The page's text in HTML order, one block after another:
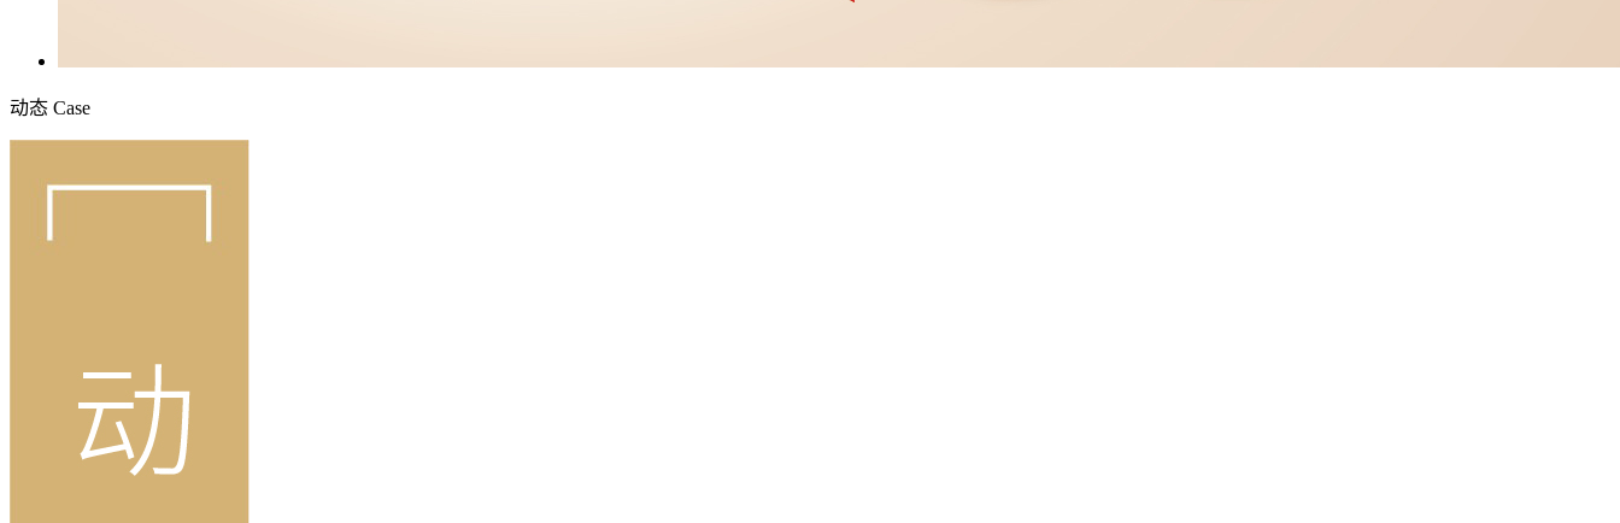
动态 Case